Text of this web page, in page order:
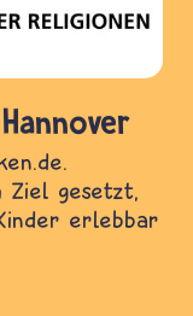
Ziel gesetzt,
erlebbar